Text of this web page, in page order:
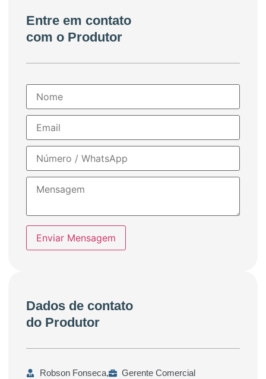
Entre em contato
com o Produtor
Enviar Mensagem
Dados de contato
do Produtor
Robson Fonseca, Gerente Comercial